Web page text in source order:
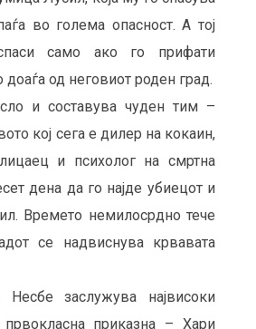
во голема опасност. А тој
само ако го прифати
од неговиот роден град.
и составува чуден тим –
кој сега е дилер на кокаин,
и психолог на смртна
дена да го најде убиецот и
Времето немилосрдно тече
се надвиснува крвавата
заслужува највисоки
приказна – Хари